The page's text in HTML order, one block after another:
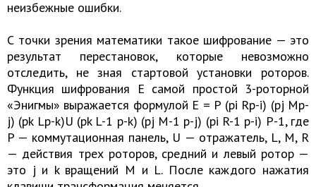
неизбежные ошибки.
С точки зрения математики такое шифрование — это
результат перестановок, которые невозможно
отследить, не зная стартовой установки роторов.
Функция шифрования Е самой простой 3-роторной
«Энигмы» выражается формулой E = P (pi Rp-i) (pj Mp-
j) (pk Lp-k)U (pk L-1 p-k) (pj M-1 p-j) (pi R-1 p-i) P-1, где
P — коммутационная панель, U — отражатель, L, M, R
— действия трех роторов, средний и левый ротор —
это j и k вращений M и L. После каждого нажатия